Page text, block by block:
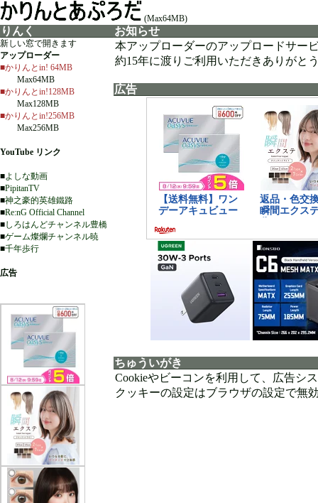
(Max64MB)
りんく
新しい窓で開きます
アップローダー
■かりんとin! 64MB
Max64MB
■かりんとin!128MB
Max128MB
■かりんとin!256MB
Max256MB
YouTube リンク
■よしな動画
■PipitanTV
■神之豪的英雄鐵路
■Re:nG Official Channel
■しろはんどチャンネル豊橋
■ゲーム燦爛チャンネル暁
■千年歩行
広告
お知らせ
本アップローダーのアップロードサー
約15年に渡りご利用いただきありがと
広告
ちゅういがき
Cookieやビーコンを利用して、広告シ
クッキーの設定はブラウザの設定で無